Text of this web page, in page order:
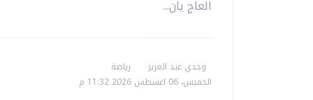
العاج يان...
وجدي عبد العزيز
رياضة
الخميس، 06 اغسطس 2026 11:32 م